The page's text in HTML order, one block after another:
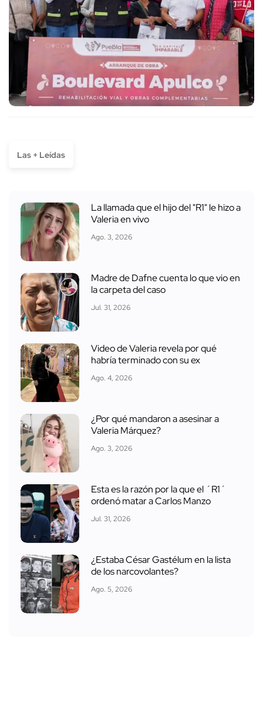
Las + Leídas
La llamada que el hijo del "R1" le hizo a
Valeria en vivo
Ago. 3, 2026
Madre de Dafne cuenta lo que vio en
la carpeta del caso
Jul. 31, 2026
Video de Valeria revela por qué
habría terminado con su ex
Ago. 4, 2026
¿Por qué mandaron a asesinar a
Valeria Márquez?
Ago. 3, 2026
Esta es la razón por la que el ´R1´
ordenó matar a Carlos Manzo
Jul. 31, 2026
¿Estaba César Gastélum en la lista
de los narcovolantes?
Ago. 5, 2026